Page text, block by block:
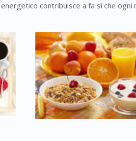
contribuisce a fa sì che ogni